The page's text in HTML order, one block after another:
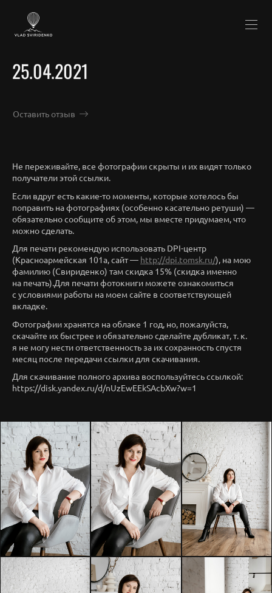
25.04.2021
Оставить отзыв
Не переживайте, все фотографии скрыты и их видят только
получатели этой ссылки.
Если вдруг есть какие-то моменты, которые хотелось бы
поправить на фотографиях (особенно касательно ретуши) —
обязательно сообщите об этом, мы вместе придумаем, что
можно сделать.
Для печати рекомендую использовать DPI-центр
(Красноармейская 101а, сайт — http://dpi.tomsk.ru/), на мою
фамилию (Свириденко) там скидка 15% (скидка именно
на печать).Для печати фотокниги можете ознакомиться
с условиями работы на моем сайте в соответствующей
вкладке.
Фотографии хранятся на облаке 1 год, но, пожалуйста,
скачайте их быстрее и обязательно сделайте дубликат, т. к.
я не могу нести ответственность за их сохранность спустя
месяц после передачи ссылки для скачивания.
Для скачивание полного архива воспользуйтесь ссылкой:
https://disk.yandex.ru/d/nUzEwEEkSAcbXw?w=1